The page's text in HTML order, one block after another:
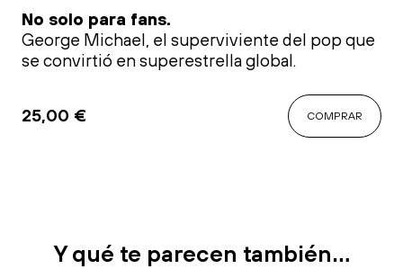
No solo para fans.
George Michael, el superviviente del pop que
se convirtió en superestrella global.
25,00 € COMPRAR
Y qué te parecen también…